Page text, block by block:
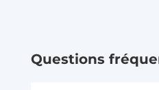
Questions